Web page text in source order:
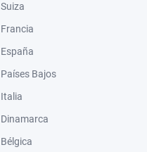
Suiza
Francia
España
Países Bajos
Italia
Dinamarca
Bélgica